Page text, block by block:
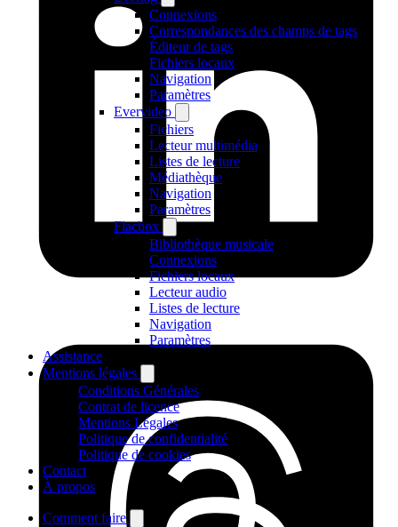
Connexions
Correspondances des champs de tags
Éditeur de tags
Fichiers locaux
Navigation
Paramètres
Evervideo
Fichiers
Lecteur multimédia
Listes de lecture
Médiathèque
Navigation
Paramètres
Flacbox
Bibliothèque musicale
Connexions
Fichiers locaux
Lecteur audio
Listes de lecture
Navigation
Paramètres
Assistance
Mentions légales
Conditions Générales
Contrat de licence
Mentions Légales
Politique de confidentialité
Politique de cookies
Contact
À propos
Comment faire